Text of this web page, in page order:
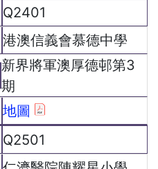
Q2401
港澳信義會慕德中學
新界將軍澳厚德邨第3
期
地圖
Q2501